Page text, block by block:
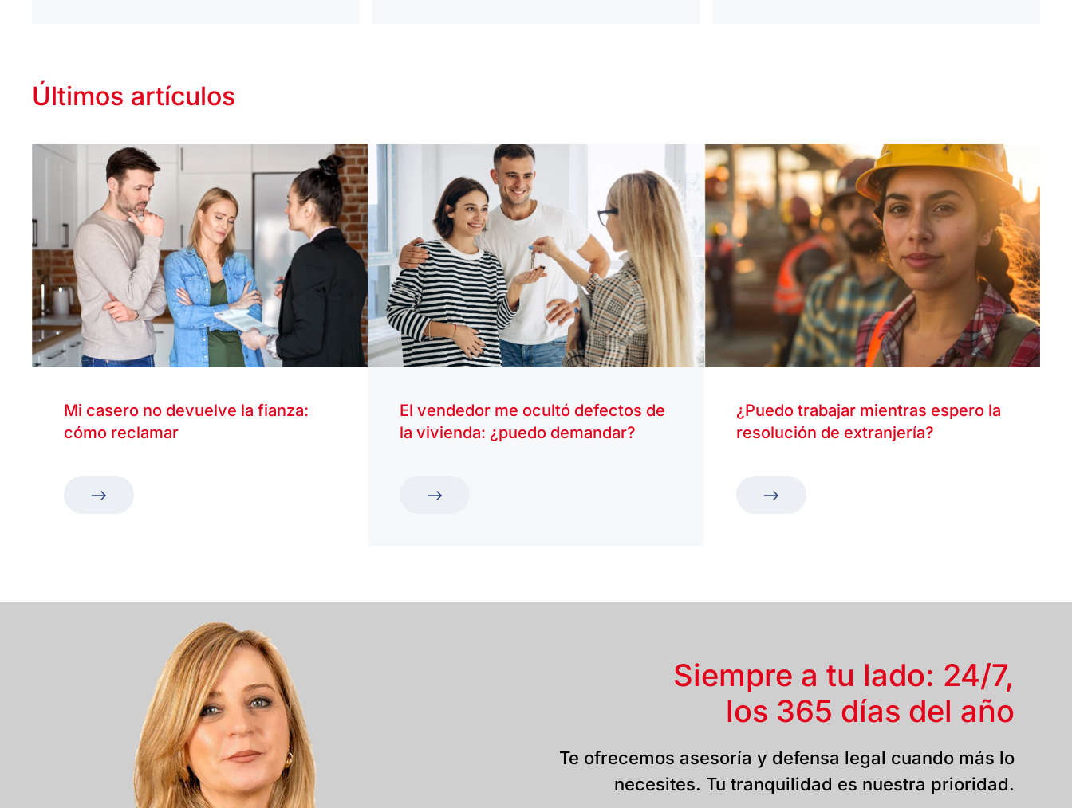
Últimos artículos
Mi casero no devuelve la fianza:
cómo reclamar
El vendedor me ocultó defectos de
la vivienda: ¿puedo demandar?
¿Puedo trabajar mientras espero la
resolución de extranjería?
Siempre a tu lado: 24/7,
los 365 días del año
Te ofrecemos asesoría y defensa legal cuando más lo
necesites. Tu tranquilidad es nuestra prioridad.